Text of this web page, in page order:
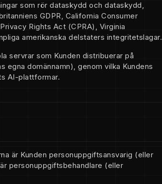
som rör dataskydd och dataskydd,
GDPR, California Consumer
Rights Act (CPRA), Virginia
amerikanska delstaters integritetslagar.
servrar som Kunden distribuerar på
egna domännamn), genom vilka Kundens
AI-plattformar.
är Kunden personuppgiftsansvarig (eller
personuppgiftsbehandlare (eller